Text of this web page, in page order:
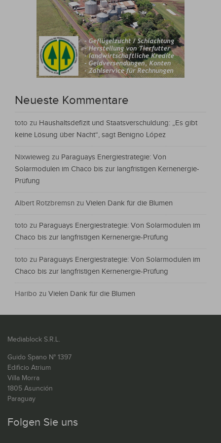
Neueste Kommentare
toto zu Haushaltsdefizit und Staatsverschuldung: „Es gibt
keine Lösung über Nacht“, sagt Benigno López
Nixwieweg zu Paraguays Energiestrategie: Von
Solarmodulen im Chaco bis zur langfristigen Kernenergie-
Prüfung
Albert Rotzbremsn zu Vielen Dank für die Blumen
toto zu Paraguays Energiestrategie: Von Solarmodulen im
Chaco bis zur langfristigen Kernenergie-Prüfung
toto zu Paraguays Energiestrategie: Von Solarmodulen im
Chaco bis zur langfristigen Kernenergie-Prüfung
Haribo zu Vielen Dank für die Blumen
Mediablock S.R.L.
Guido Spano N° 1397
Edificio Atrium
Villa Morra
1805 Asunción
Paraguay
Folgen Sie uns